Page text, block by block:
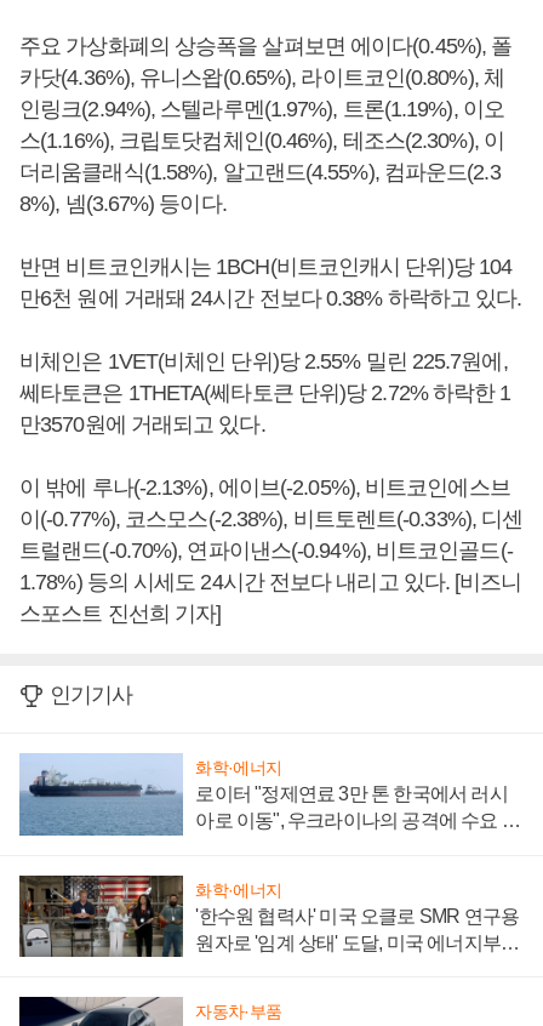
주요 가상화폐의 상승폭을 살펴보면 에이다(0.45%), 폴
카닷(4.36%), 유니스왑(0.65%), 라이트코인(0.80%), 체
인링크(2.94%), 스텔라루멘(1.97%), 트론(1.19%), 이오
스(1.16%), 크립토닷컴체인(0.46%), 테조스(2.30%), 이
더리움클래식(1.58%), 알고랜드(4.55%), 컴파운드(2.3
8%), 넴(3.67%) 등이다.
반면 비트코인캐시는 1BCH(비트코인캐시 단위)당 104
만6천 원에 거래돼 24시간 전보다 0.38% 하락하고 있다.
비체인은 1VET(비체인 단위)당 2.55% 밀린 225.7원에,
쎄타토큰은 1THETA(쎄타토큰 단위)당 2.72% 하락한 1
만3570원에 거래되고 있다.
이 밖에 루나(-2.13%), 에이브(-2.05%), 비트코인에스브
이(-0.77%), 코스모스(-2.38%), 비트토렌트(-0.33%), 디센
트럴랜드(-0.70%), 연파이낸스(-0.94%), 비트코인골드(-
1.78%) 등의 시세도 24시간 전보다 내리고 있다. [비즈니
스포스트 진선희 기자]
인기기사
화학·에너지
로이터 "정제연료 3만 톤 한국에서 러시
아로 이동", 우크라이나의 공격에 수요 늘
화학·에너지
'한수원 협력사' 미국 오클로 SMR 연구용
원자로 '임계 상태' 도달, 미국 에너지부
자동차·부품